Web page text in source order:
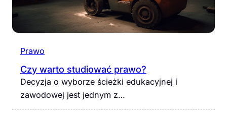
Prawo
Czy warto studiować prawo?
Decyzja o wyborze ścieżki edukacyjnej i
zawodowej jest jednym z…